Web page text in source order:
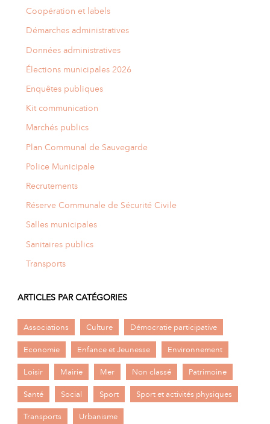
Coopération et labels
Démarches administratives
Données administratives
Élections municipales 2026
Enquêtes publiques
Kit communication
Marchés publics
Plan Communal de Sauvegarde
Police Municipale
Recrutements
Réserve Communale de Sécurité Civile
Salles municipales
Sanitaires publics
Transports
ARTICLES PAR CATÉGORIES
Associations Culture Démocratie participative
Economie Enfance et Jeunesse Environnement
Loisir Mairie Mer Non classé Patrimoine
Santé Social Sport Sport et activités physiques
Transports Urbanisme